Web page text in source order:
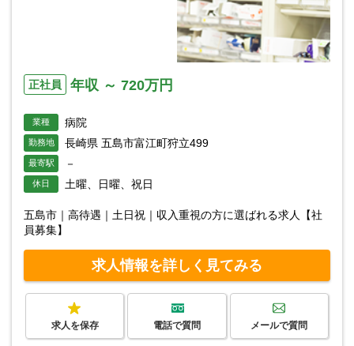
正社員 年収 ～ 720万円
業種 病院
勤務地 長崎県 五島市富江町狩立499
最寄駅 －
休日 土曜、日曜、祝日
五島市｜高待遇｜土日祝｜収入重視の方に選ばれる求人【社
員募集】
求人情報を詳しく見てみる
求人を保存 電話で質問 メールで質問